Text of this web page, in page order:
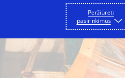
Peržiūrėti
pasirinkimus